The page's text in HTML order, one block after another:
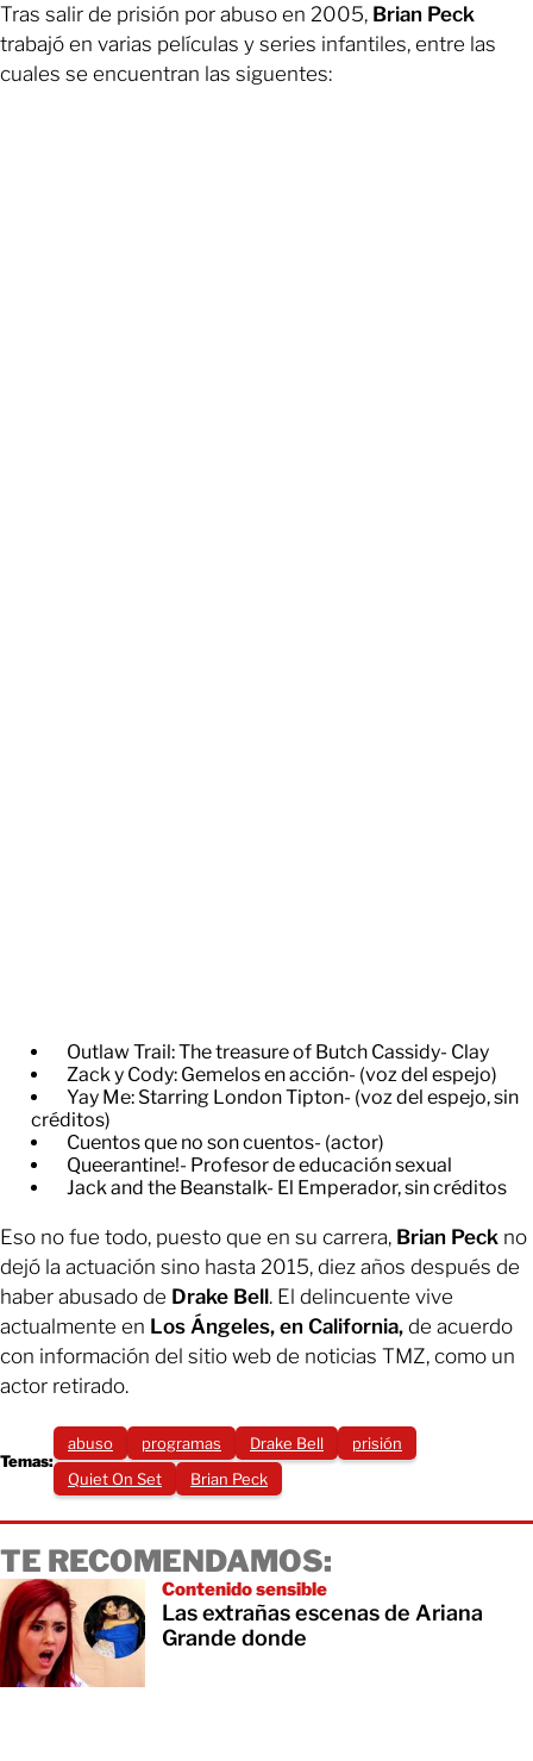
Tras salir de prisión por abuso en 2005, Brian Peck
trabajó en varias películas y series infantiles, entre las
cuales se encuentran las siguentes:
Outlaw Trail: The treasure of Butch Cassidy- Clay
​Zack y Cody: Gemelos en acción- (voz del espejo)
​Yay Me: Starring London Tipton- (voz del espejo, sin
créditos)
​Cuentos que no son cuentos- (actor)
​Queerantine!- Profesor de educación sexual
​Jack and the Beanstalk- El Emperador, sin créditos
Eso no fue todo, puesto que en su carrera, Brian Peck no
dejó la actuación sino hasta 2015, diez años después de
haber abusado de Drake Bell. El delincuente vive
actualmente en Los Ángeles, en California, de acuerdo
con información del sitio web de noticias TMZ, como un
actor retirado.
Temas:
abuso programas Drake Bell
prisión
Quiet On Set
Brian Peck
TE RECOMENDAMOS:
Contenido sensible
Las extrañas escenas de Ariana
Grande donde